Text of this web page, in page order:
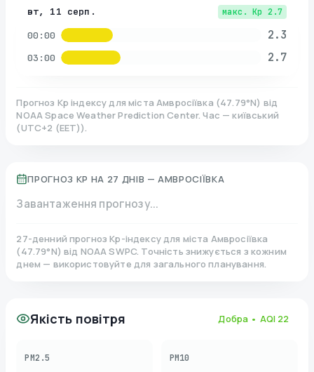
вт, 11 серп. макс. Kp 2.7
00:00 2.3
03:00 2.7
Прогноз Kp індексу для міста Амвросіївка (47.79°N) від
NOAA Space Weather Prediction Center. Час — київський
(UTC+2 (EET)).
ПРОГНОЗ KP НА 27 ДНІВ — АМВРОСІЇВКА
Завантаження прогнозу...
27-денний прогноз Kp-індексу для міста Амвросіївка
(47.79°N)від NOAA SWPC. Точність знижується з кожним
днем — використовуйте для загального планування.
Якість повітря Добра • AQI 22
PM2.5 PM10